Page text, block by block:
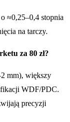
≈0,25–0,4 stopnia
na tarczy.
za 80 zł?
mm), większy
WDF/PDC.
precyzji